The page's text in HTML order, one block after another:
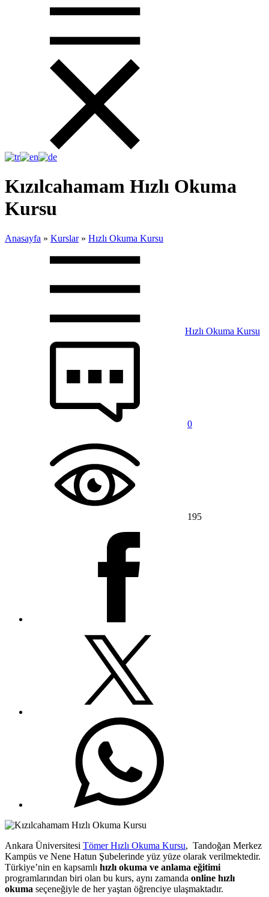
Kızılcahamam Hızlı Okuma
Kursu
Anasayfa » Kurslar» Hızlı Okuma Kursu
Hızlı Okuma Kursu
0
195
Ankara Üniversitesi Tömer Hızlı Okuma Kursu, Tandoğan Merkez
Kampüs ve Nene Hatun Şubelerinde yüz yüze olarak verilmektedir.
Türkiye’nin en kapsamlı hızlı okuma ve anlama eğitimi
programlarından biri olan bu kurs, aynı zamanda online hızlı
okuma seçeneğiyle de her yaştan öğrenciye ulaşmaktadır.